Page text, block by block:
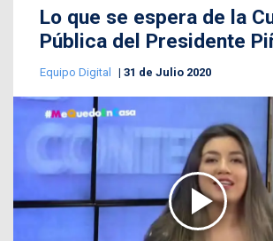
Lo que se espera de la
Pública del Presidente
Equipo Digital 31 de Julio 2020